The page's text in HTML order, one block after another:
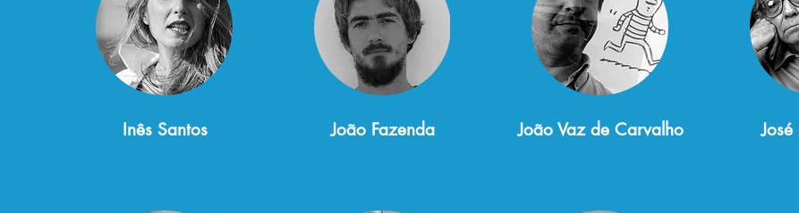
Inês Santos João Fazenda João Vaz de Carvalho